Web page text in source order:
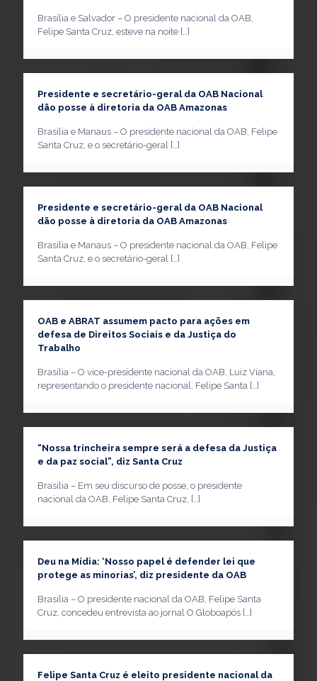
Brasília e Salvador – O presidente nacional da OAB,
Felipe Santa Cruz, esteve na noite […]
Presidente e secretário-geral da OAB Nacional
dão posse à diretoria da OAB Amazonas
Brasília e Manaus – O presidente nacional da OAB, Felipe
Santa Cruz, e o secretário-geral […]
Presidente e secretário-geral da OAB Nacional
dão posse à diretoria da OAB Amazonas
Brasília e Manaus – O presidente nacional da OAB, Felipe
Santa Cruz, e o secretário-geral […]
OAB e ABRAT assumem pacto para ações em
defesa de Direitos Sociais e da Justiça do
Trabalho
Brasília – O vice-presidente nacional da OAB, Luiz Viana,
representando o presidente nacional, Felipe Santa […]
“Nossa trincheira sempre será a defesa da Justiça
e da paz social”, diz Santa Cruz
Brasília – Em seu discurso de posse, o presidente
nacional da OAB, Felipe Santa Cruz, […]
Deu na Mídia: ‘Nosso papel é defender lei que
protege as minorias’, diz presidente da OAB
Brasília – O presidente nacional da OAB, Felipe Santa
Cruz, concedeu entrevista ao jornal O Globoapós […]
Felipe Santa Cruz é eleito presidente nacional da